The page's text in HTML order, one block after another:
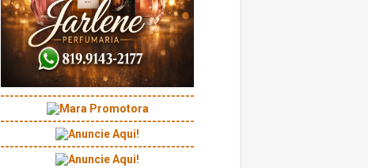
-----------------------------------------
-----------------------------------------
-----------------------------------------